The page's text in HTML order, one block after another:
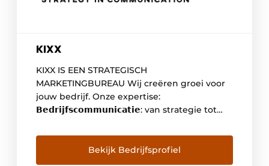
KIXX
KIXX IS EEN STRATEGISCH
MARKETINGBUREAU Wij creëren groei voor
jouw bedrijf. Onze expertise:
𝗕𝗲𝗱𝗿𝗶𝗷𝗳𝘀𝗰𝗼𝗺𝗺𝘂𝗻𝗶𝗰𝗮𝘁𝗶𝗲: van strategie tot
een hoger niveau door optimale customer
experience 𝗘𝗺𝗽𝗹𝗼𝘆𝗲𝗿 𝗯𝗿𝗮𝗻𝗱𝗶𝗻𝗴: HR &
marketing expertise voor een sterk
Bekijk Bedrijfsprofiel